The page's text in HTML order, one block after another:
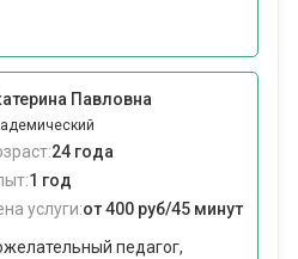
Павловна
24 года
1 год
услуги:от 400 руб/45 минут
педагог,